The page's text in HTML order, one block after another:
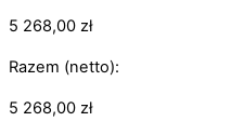
5 268,00 zł
Razem (netto):
5 268,00 zł